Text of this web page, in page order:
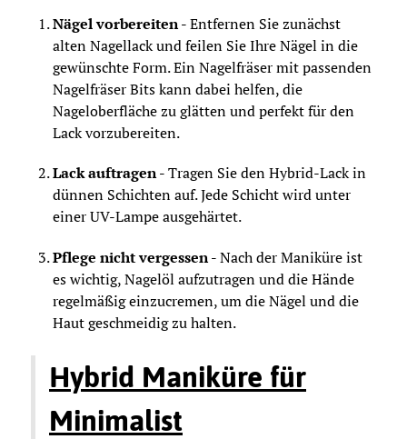
Nägel vorbereiten -Entfernen Sie zunächst
alten Nagellack und feilen Sie Ihre Nägel in die
gewünschte Form. Ein Nagelfräser mit passenden
Nagelfräser Bits kann dabei helfen, die
Nageloberfläche zu glätten und perfekt für den
Lack vorzubereiten.
Lack auftragen -Tragen Sie den Hybrid-Lack in
dünnen Schichten auf. Jede Schicht wird unter
einer UV-Lampe ausgehärtet.
Pflege nicht vergessen -Nach der Maniküre ist
es wichtig, Nagelöl aufzutragen und die Hände
regelmäßig einzucremen, um die Nägel und die
Haut geschmeidig zu halten.
Hybrid Maniküre für
Minimalist